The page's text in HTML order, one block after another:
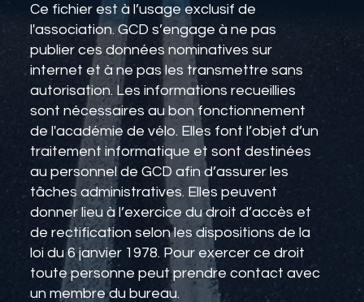
Ce fichier est à l’usage exclusif de
l'association. GCD s’engage à ne pas
publier ces données nominatives sur
internet et à ne pas les transmettre sans
autorisation. Les informations recueillies
sont nécessaires au bon fonctionnement
de l'académie de vélo. Elles font l’objet d’un
traitement informatique et sont destinées
au personnel de GCD afin d’assurer les
tâches administratives. Elles peuvent
donner lieu à l’exercice du droit d’accès et
de rectification selon les dispositions de la
loi du 6 janvier 1978. Pour exercer ce droit
toute personne peut prendre contact avec
un membre du bureau.